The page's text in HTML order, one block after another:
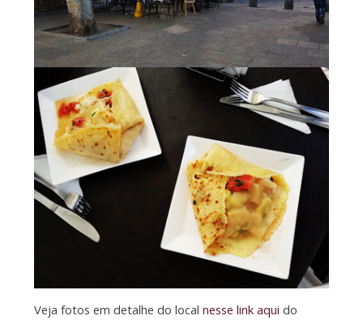
Veja fotos em detalhe do local nesse link aqui do